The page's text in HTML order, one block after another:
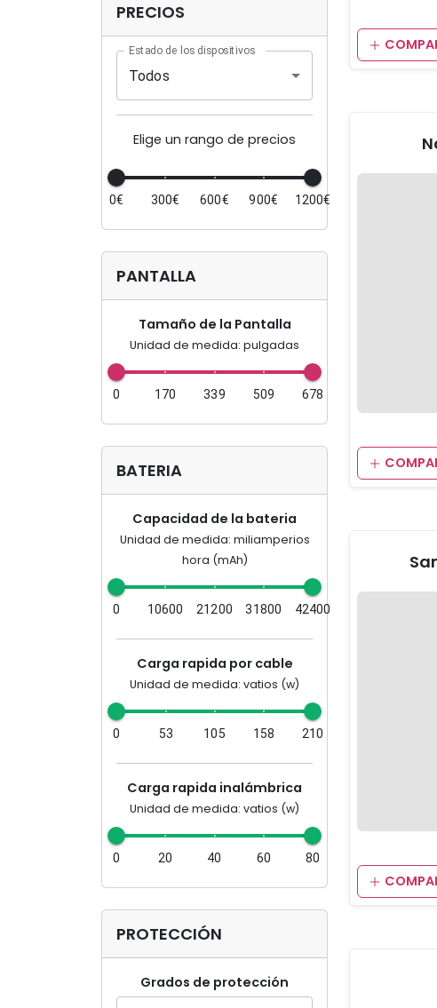
PRECIOS
Estado de los dispositivos
Todos
Elige un rango de precios
0€ 300€ 600€ 900€ 1200€
PANTALLA
Tamaño de la Pantalla
Unidad de medida: pulgadas
0 170 339 509 678
BATERIA
Capacidad de la bateria
Unidad de medida: miliamperios
hora (mAh)
0 10600 21200 31800 42400
Carga rapida por cable
Unidad de medida: vatios (w)
0 53 105 158 210
Carga rapida inalámbrica
Unidad de medida: vatios (w)
0 20 40 60 80
PROTECCIÓN
Grados de protección